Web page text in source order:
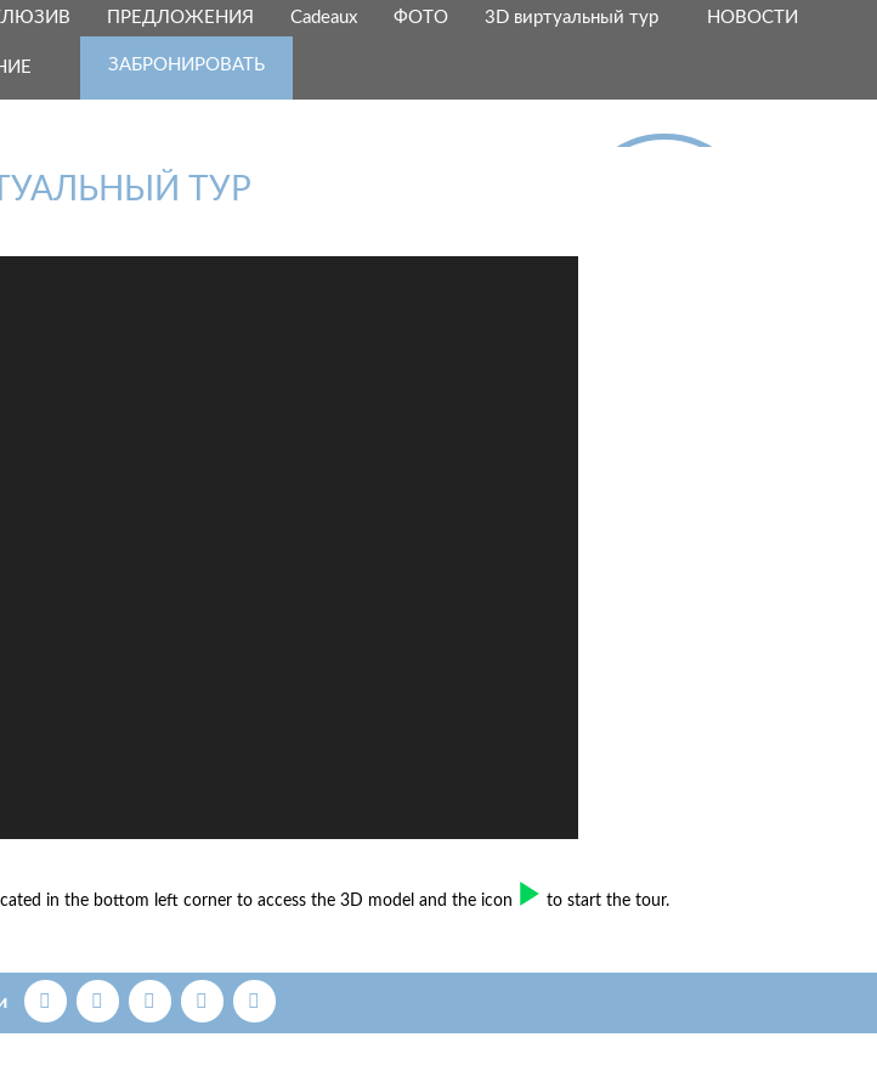
ПРЕДЛОЖЕНИЯ Cadeaux ФОТО 3D виртуальный тур НОВОСТИ
ЗАБРОНИРОВАТЬ
ТУР
in the bottom left corner to access the 3D model and the icon to start the tour.